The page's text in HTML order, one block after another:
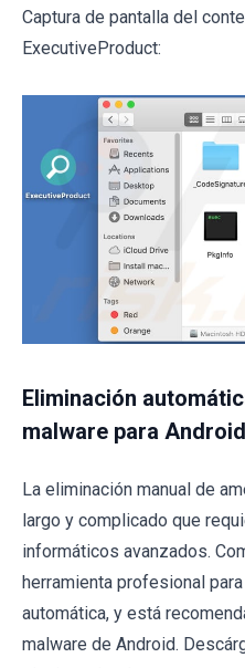
Captura de pantalla del
ExecutiveProduct:
Eliminación
malware para
La eliminación manual de
largo y complicado que
informáticos avanzados.
herramienta profesional
automática, y está
malware de Android.